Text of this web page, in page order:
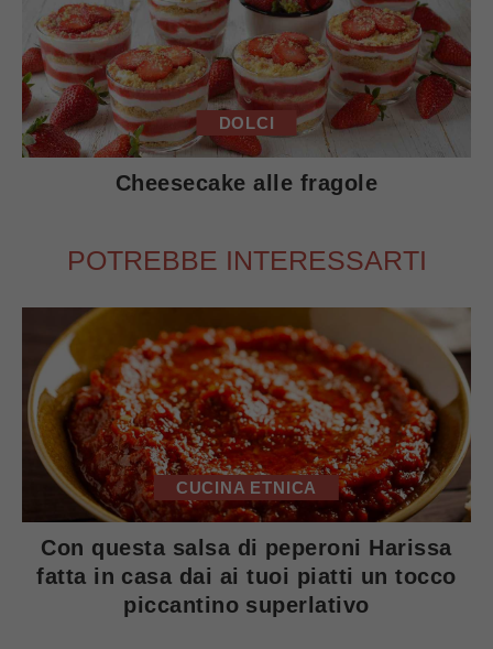
DOLCI
Cheesecake alle fragole
POTREBBE INTERESSARTI
CUCINA ETNICA
Con questa salsa di peperoni Harissa
fatta in casa dai ai tuoi piatti un tocco
piccantino superlativo